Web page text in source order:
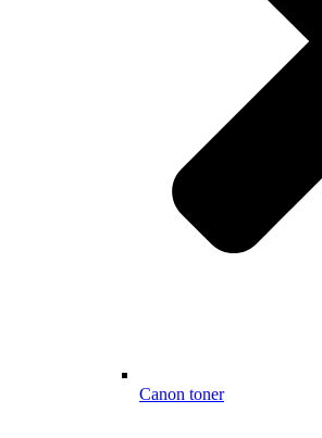
Canon toner